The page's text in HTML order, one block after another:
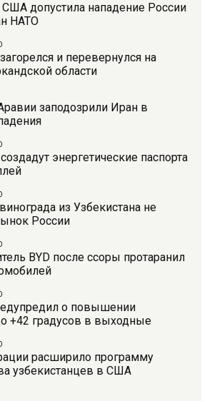
США допустила нападение России
НАТО
и перевернулся на
области
заподозрили Иран в
энергетические паспорта
из Узбекистана не
России
BYD после ссоры протаранил
о повышении
+42 градусов в выходные
расширило программу
узбекистанцев в США